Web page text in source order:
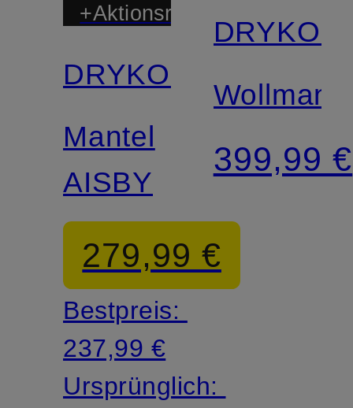
+Aktionsrabatt
Zertifiziert
DRYKORN
Mantel
AISBY
279,99 €
Bestpreis:
237,99 €
Ursprünglich:
399,99 €